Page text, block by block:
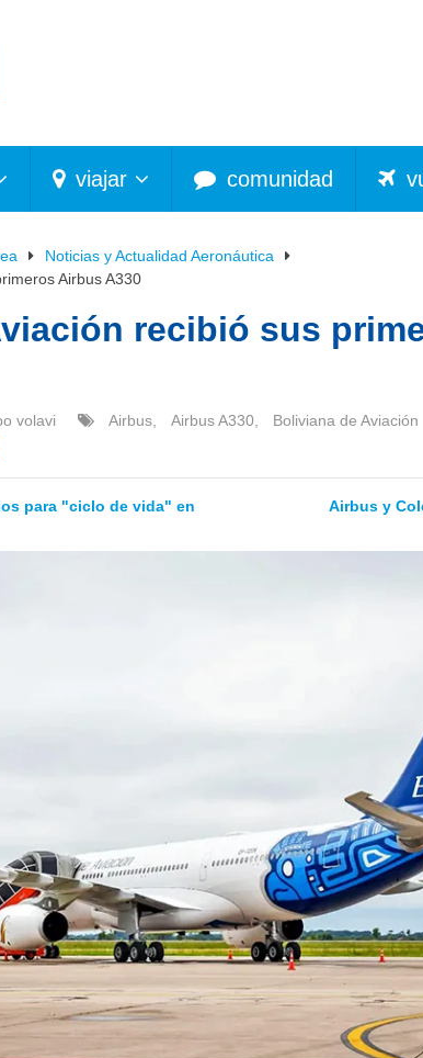
viajar comunidad
Noticias y Actualidad Aeronáutica
Airbus A330
recibió sus
volavi Airbus Airbus A330
Boliviana de Aviación
para "ciclo de vida" en
Airbus y